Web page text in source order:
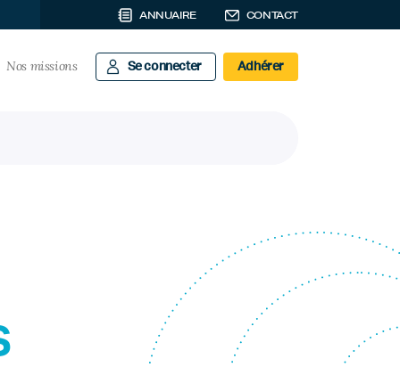
ANNUAIRE CONTACT
Nos missions Se connecter Adhérer